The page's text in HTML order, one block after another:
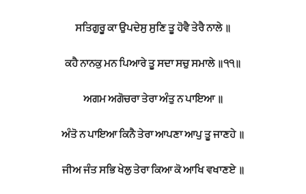
ਸਤਿਗੁਰੂ ਕਾ ਉਪਦੇਸੁ ਸੁਣਿ ਤੂ ਹੋਵੈ ਤੇਰੈ ਨਾਲੇ ॥
ਕਹੈ ਨਾਨਕੁ ਮਨ ਪਿਆਰੇ ਤੂ ਸਦਾ ਸਚੁ ਸਮਾਲੇ ॥੧੧॥
ਅਗਮ ਅਗੋਚਰਾ ਤੇਰਾ ਅੰਤੁ ਨ ਪਾਇਆ ॥
ਅੰਤੋ ਨ ਪਾਇਆ ਕਿਨੈ ਤੇਰਾ ਆਪਣਾ ਆਪੁ ਤੂ ਜਾਣਹੇ ॥
ਜੀਅ ਜੰਤ ਸਭਿ ਖੇਲੁ ਤੇਰਾ ਕਿਆ ਕੋ ਆਖਿ ਵਖਾਣਏ ॥